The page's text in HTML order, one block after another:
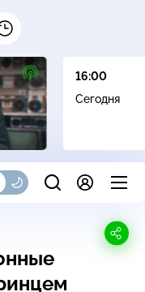
16+
16:00
Сегодня